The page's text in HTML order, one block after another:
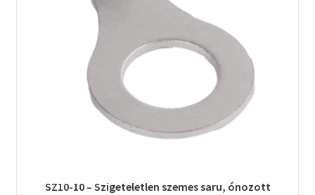
SZ10-10 – Szigeteletlen szemes saru, ónozott